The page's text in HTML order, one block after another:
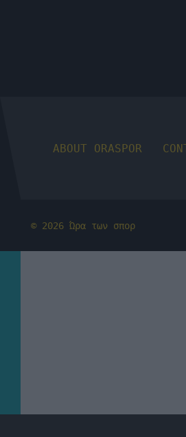
ABOUT ORASPOR
© 2026 Ώρα των σπορ